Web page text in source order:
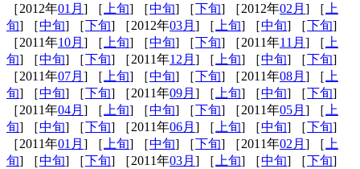
［2012年01月 ] ［上旬] ［中旬] ［ 下旬] ［2012年02月 ] ［上
旬] ［中旬] ［ 下旬] ［2012年03月 ] ［上旬] ［中旬] ［ 下旬]
［2011年10月 ] ［上旬] ［中旬] ［ 下旬] ［2011年11月 ] ［上
旬] ［中旬] ［ 下旬] ［2011年12月 ] ［上旬] ［中旬] ［ 下旬]
［2011年07月 ] ［上旬] ［中旬] ［ 下旬] ［2011年08月 ] ［上
旬] ［中旬] ［ 下旬] ［2011年09月 ] ［上旬] ［中旬] ［ 下旬]
［2011年04月 ] ［上旬] ［中旬] ［ 下旬] ［2011年05月 ] ［上
旬] ［中旬] ［ 下旬] ［2011年06月 ] ［上旬] ［中旬] ［ 下旬]
［2011年01月 ] ［上旬] ［中旬] ［ 下旬] ［2011年02月 ] ［上
旬] ［中旬] ［ 下旬] ［2011年03月 ] ［上旬] ［中旬] ［ 下旬]